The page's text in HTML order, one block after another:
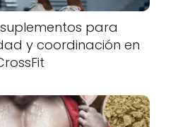
para
y coordinación en